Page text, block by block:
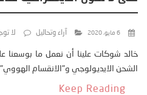
6 مايو، 2020 آراء وتحاليل لا
خالد شوكات علينا أن نعمل ما بوسعنا
الشحن الايديولوجي و"الانقسام
Keep Reading